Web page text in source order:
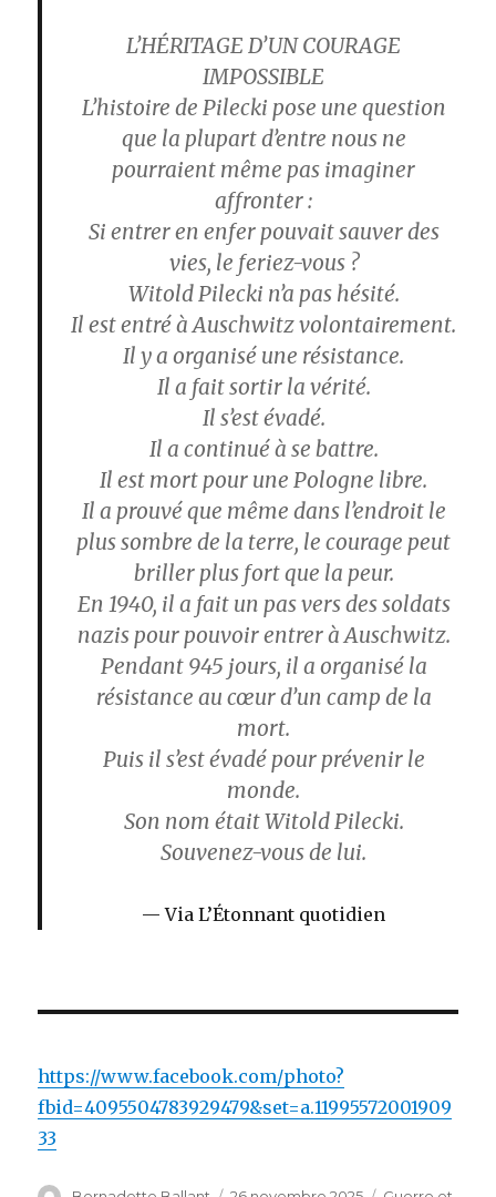
L’HÉRITAGE D’UN COURAGE
IMPOSSIBLE
L’histoire de Pilecki pose une question
que la plupart d’entre nous ne
pourraient même pas imaginer
affronter :
Si entrer en enfer pouvait sauver des
vies, le feriez-vous ?
Witold Pilecki n’a pas hésité.
Il est entré à Auschwitz volontairement.
Il y a organisé une résistance.
Il a fait sortir la vérité.
Il s’est évadé.
Il a continué à se battre.
Il est mort pour une Pologne libre.
Il a prouvé que même dans l’endroit le
plus sombre de la terre, le courage peut
briller plus fort que la peur.
En 1940, il a fait un pas vers des soldats
nazis pour pouvoir entrer à Auschwitz.
Pendant 945 jours, il a organisé la
résistance au cœur d’un camp de la
mort.
Puis il s’est évadé pour prévenir le
monde.
Son nom était Witold Pilecki.
Souvenez-vous de lui.
Via L’Étonnant quotidien
https://www.facebook.com/photo?
fbid=4095504783929479&set=a.11995572001909
33